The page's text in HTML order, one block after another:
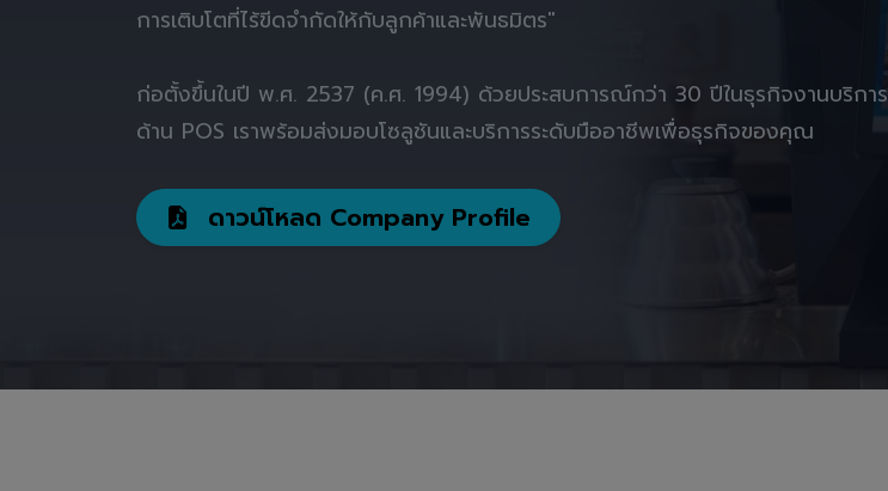
การเติบโตที่ไร้ขีดจำกัดให้กับลูกค้าและพันธมิตร"
ก่อตั้งขึ้นในปี พ.ศ. 2537 (ค.ศ. 1994) ด้วยประสบการณ์กว่า 30 ปีในธุรกิจงานบริการ
ด้าน POS เราพร้อมส่งมอบโซลูชันและบริการระดับมืออาชีพเพื่อธุรกิจของคุณ
ดาวน์โหลด Company Profile